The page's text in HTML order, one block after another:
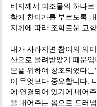
버지께서 피조물의 하나
함께 찬미가를 부르도록
지휘에 따라 조화로운 교
내가 사라지면 참여의 의
산으로 물려받았기 때문입
분을 위하여 창조되었다는
이 무엇보다 중요합니다.
에 연결되어 있기에 내어
을 내어주는 몸으로 드러